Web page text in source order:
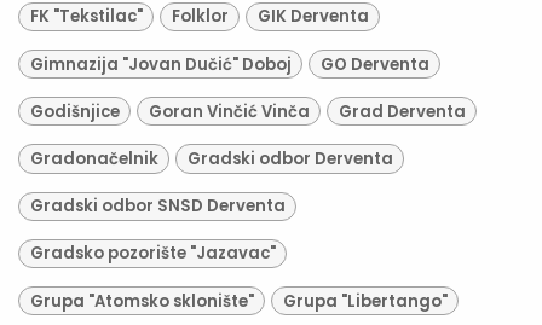
FK "Tekstilac" Folklor GIK Derventa
Gimnazija "Jovan Dučić" Doboj GO Derventa
Godišnjice Goran Vinčić Vinča Grad Derventa
Gradonačelnik Gradski odbor Derventa
Gradski odbor SNSD Derventa
Gradsko pozorište "Jazavac"
Grupa "Atomsko sklonište" Grupa "Libertango"